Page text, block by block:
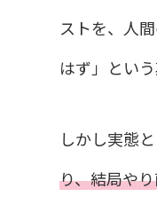
ストを、人
はず」とい
しかし実態と
り、結局や